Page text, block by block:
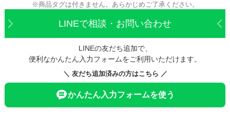
※商品タグは付きません。あらかじめご了承ください。
LINEで相談・お問い合わせ
LINEの友だち追加で、
便利なかんたん入力フォームをご利用いただけます。
＼ 友だち追加済みの方はこちら ／
かんたん入力フォームを使う